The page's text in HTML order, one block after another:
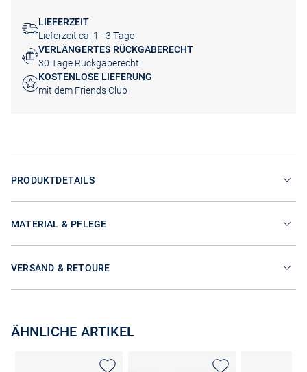
LIEFERZEIT
Lieferzeit ca. 1 - 3 Tage
VERLÄNGERTES RÜCKGABERECHT
30 Tage Rückgaberecht
KOSTENLOSE LIEFERUNG
mit dem Friends Club
PRODUKTDETAILS
MATERIAL & PFLEGE
VERSAND & RETOURE
ÄHNLICHE ARTIKEL